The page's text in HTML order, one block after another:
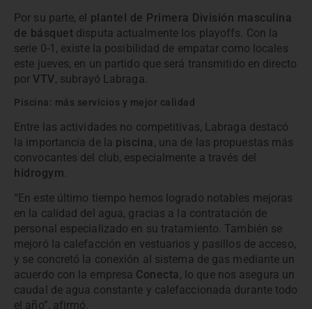
Por su parte, el plantel de Primera División masculina
de básquet disputa actualmente los playoffs. Con la
serie 0-1, existe la posibilidad de empatar como locales
este jueves, en un partido que será transmitido en directo
porVTV, subrayó Labraga.
Piscina: más servicios y mejor calidad
Entre las actividades no competitivas, Labraga destacó
la importancia de la piscina, una de las propuestas más
convocantes del club, especialmente a través del
hidrogym.
“En este último tiempo hemos logrado notables mejoras
en la calidad del agua, gracias a la contratación de
personal especializado en su tratamiento. También se
mejoró la calefacción en vestuarios y pasillos de acceso,
y se concretó la conexión al sistema de gas mediante un
acuerdo con la empresa Conecta, lo que nos asegura un
caudal de agua constante y calefaccionada durante todo
el año”, afirmó.